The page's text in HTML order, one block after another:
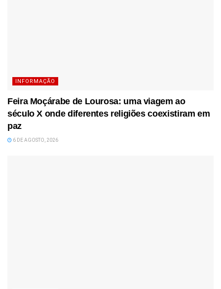
INFORMAÇÃO
Feira Moçárabe de Lourosa: uma viagem ao
século X onde diferentes religiões coexistiram em
paz
6 DE AGOSTO, 2026